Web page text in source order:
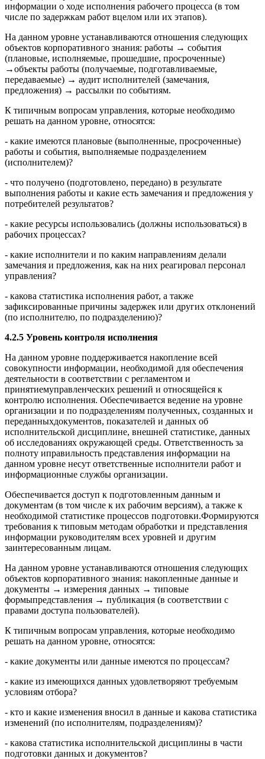
информации о ходе исполнения рабочего процесса (в том
числе по задержкам работ вцелом или их этапов).
На данном уровне устанавливаются отношения следующих
объектов корпоративного знания: работы → события
(плановые, исполняемые, прошедшие, просроченные)
→объекты работы (получаемые, подготавливаемые,
передаваемые) → аудит исполнителей (замечания,
предложения) → рассылки по событиям.
К типичным вопросам управления, которые необходимо
решать на данном уровне, относятся:
- какие имеются плановые (выполненные, просроченные)
работы и события, выполняемые подразделением
(исполнителем)?
- что получено (подготовлено, передано) в результате
выполнения работы и какие есть замечания и предложения у
потребителей результатов?
- какие ресурсы использовались (должны использоваться) в
рабочих процессах?
- какие исполнители и по каким направлениям делали
замечания и предложения, как на них реагировал персонал
управления?
- какова статистика исполнения работ, а также
зафиксированные причины задержек или других отклонений
(по исполнителю, по подразделению)?
4.2.5 Уровень контроля исполнения
На данном уровне поддерживается накопление всей
совокупности информации, необходимой для обеспечения
деятельности в соответствии с регламентом и
принятиемуправленческих решений и относящейся к
контролю исполнения. Обеспечивается ведение на уровне
организации и по подразделениям полученных, созданных и
переданныхдокументов, показателей и данных об
исполнительской дисциплине, внешней статистике, данных
об исследованиях окружающей среды. Ответственность за
полноту иправильность представления информации на
данном уровне несут ответственные исполнители работ и
информационные службы организации.
Обеспечивается доступ к подготовленным данным и
документам (в том числе к их рабочим версиям), а также к
необходимой статистике процессов подготовки.Формируются
требования к типовым методам обработки и представления
информации руководителям всех уровней и другим
заинтересованным лицам.
На данном уровне устанавливаются отношения следующих
объектов корпоративного знания: накопленные данные и
документы → измерения данных → типовые
формыпредставления → публикация (в соответствии с
правами доступа пользователей).
К типичным вопросам управления, которые необходимо
решать на данном уровне, относятся:
- какие документы или данные имеются по процессам?
- какие из имеющихся данных удовлетворяют требуемым
условиям отбора?
- кто и какие изменения вносил в данные и какова статистика
изменений (по исполнителям, подразделениям)?
- какова статистика исполнительской дисциплины в части
подготовки данных и документов?